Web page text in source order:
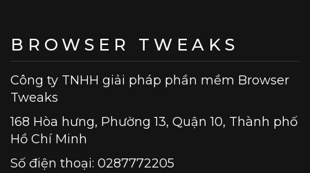
BROWSER TWEAKS
Công ty TNHH giải pháp phần mềm Browser
Tweaks
168 Hòa hưng, Phường 13, Quận 10, Thành phố
Hồ Chí Minh
Số điện thoại: 0287772205